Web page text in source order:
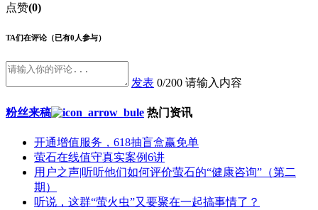
点赞(0)
TA们在评论 （已有0人参与）
发表 0/200 请输入内容
粉丝来稿 热门资讯
开通增值服务，618抽盲盒赢免单
萤石在线值守真实案例6讲
用户之声|听听他们如何评价萤石的“健康咨询”（第二
期）
听说，这群“萤火虫”又要聚在一起搞事情了？